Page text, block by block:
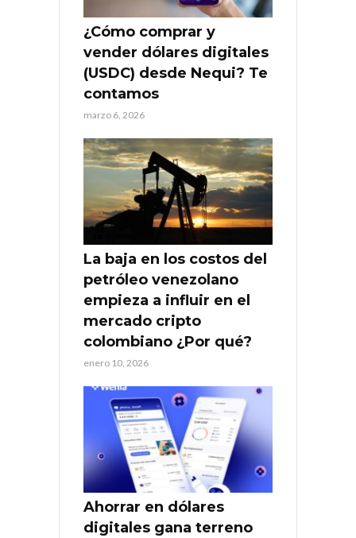
¿Cómo comprar y
vender dólares digitales
(USDC) desde Nequi? Te
contamos
marzo 6, 2026
La baja en los costos del
petróleo venezolano
empieza a influir en el
mercado cripto
colombiano ¿Por qué?
enero 10, 2026
Ahorrar en dólares
digitales gana terreno